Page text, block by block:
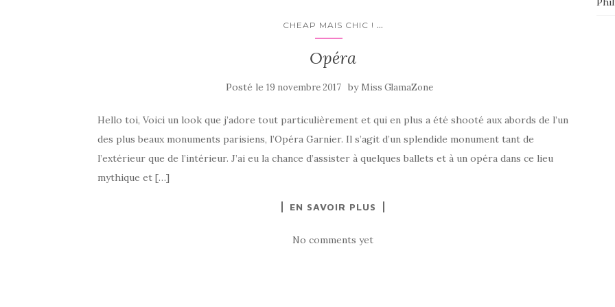
CHEAP MAIS CHIC ! ...
Opéra
Posté le19 novembre 2017 by Miss GlamaZone
Hello toi, Voici un look que j’adore tout particulièrement et qui en plus a été shooté aux abords de l’un
des plus beaux monuments parisiens, l’Opéra Garnier. Il s’agit d’un splendide monument tant de
l’extérieur que de l’intérieur. J’ai eu la chance d’assister à quelques ballets et à un opéra dans ce lieu
mythique et […]
EN SAVOIR PLUS
No comments yet